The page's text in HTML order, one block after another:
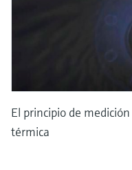
El principio de
térmica